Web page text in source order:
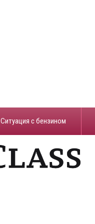
​Ситуация с бензином